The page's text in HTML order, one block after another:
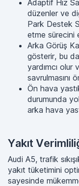
Adaptif Hız
düzenler ve
Park Destek
etme sürecini
Arka Görüş
gösterir, bu
yardımcı olur
savrulmasını
Ön hava
durumunda
arka hava
Yakıt
Audi A5, trafik
yakıt tüketimini
sayesinde